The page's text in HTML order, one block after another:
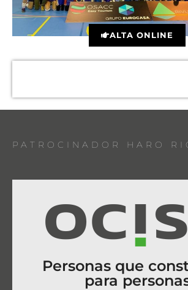
ALTA ONLINE
PATROCINADOR HARO
Personas que
para